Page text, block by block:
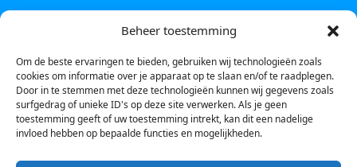
Beheer toestemming
Om de beste ervaringen te bieden, gebruiken wij technologieën zoals
cookies om informatie over je apparaat op te slaan en/of te raadplegen.
Door in te stemmen met deze technologieën kunnen wij gegevens zoals
surfgedrag of unieke ID's op deze site verwerken. Als je geen
toestemming geeft of uw toestemming intrekt, kan dit een nadelige
invloed hebben op bepaalde functies en mogelijkheden.
Tel :0850601800
Whatsapp : 0623388306